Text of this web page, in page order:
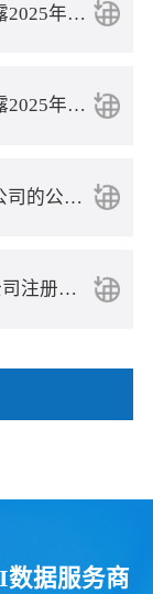
报告的公告
报告的公告
商登记的公告
登记的公告
据服务商